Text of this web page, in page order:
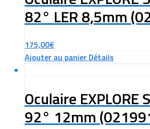
82° LER 8,5mm
175,00€
Ajouter au panier Détails
Oculaire EXPLORE
92° 12mm